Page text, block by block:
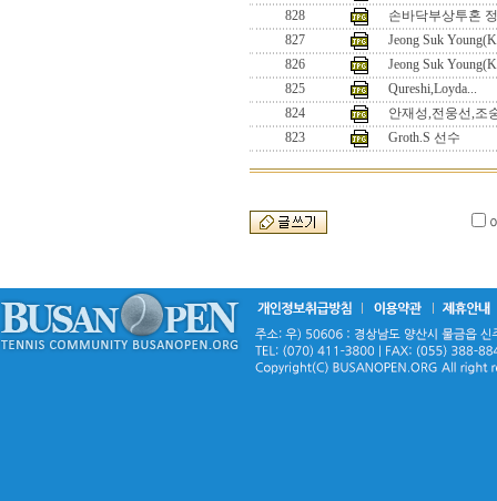
828
손바닥부상투혼
827
Jeong Suk
826
Jeong Suk
825
Qureshi,Loyda...
824
안재성,전웅선,조
823
Groth.S 선수